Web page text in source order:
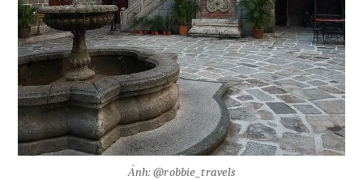
Ảnh: @robbie_travels